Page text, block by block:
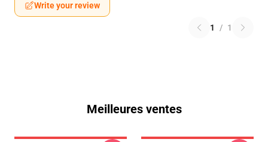
Write your review
1 / 1
Meilleures ventes